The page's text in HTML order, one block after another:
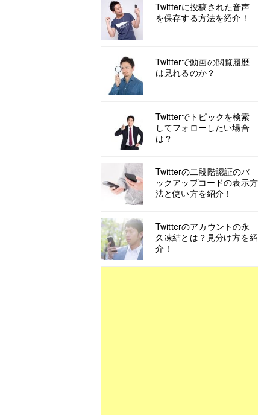
Twitterに投稿された音声
を保存する方法を紹介！
Twitterで動画の閲覧履歴
は見れるのか？
Twitterでトピックを検索
してフォローしたい場合
は？
Twitterの二段階認証のバ
ックアップコードの表示方
法と使い方を紹介！
Twitterのアカウントの永
久凍結とは？見分け方を紹
介！